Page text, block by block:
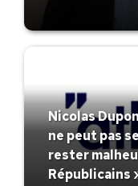
Nicolas
ne peut pas
rester
Républicains